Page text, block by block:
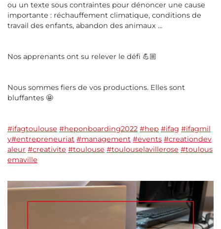
ou un texte sous contraintes pour dénoncer une cause
importante : réchauffement climatique, conditions de
travail des enfants, abandon des animaux …
Nos apprenants ont su relever le défi 💪🏼
Nous sommes fiers de vos productions. Elles sont
bluffantes 🤩
#ifagtoulouse #heponboarding2022 #hep #ifag #ifagmil
y#entrepreneuriat #management #events #creationdev
aleur #creativite #toulouse #toulouselavillerose #toulous
emaville